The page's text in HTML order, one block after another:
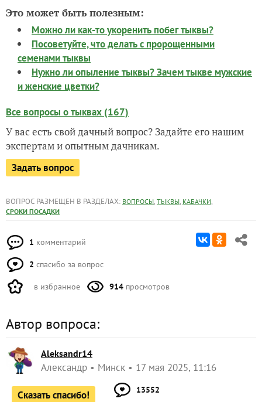
Это может быть полезным:
Можно ли как-то укоренить побег тыквы?
Посоветуйте, что делать с пророщенными
семенами тыквы
Нужно ли опыление тыквы? Зачем тыкве мужские
и женские цветки?
Все вопросы о тыквах (167)
У вас есть свой дачный вопрос? Задайте его нашим
экспертам и опытным дачникам.
Задать вопрос
ВОПРОС РАЗМЕЩЕН В РАЗДЕЛАХ: ВОПРОСЫ, ТЫКВЫ, КАБАЧКИ,
СРОКИ ПОСАДКИ
1 комментарий
2 спасибо за вопрос
в избранное 914 просмотров
Автор вопроса:
Aleksandr14
Александр Минск 17 мая 2025, 11:16
Сказать спасибо! 13552